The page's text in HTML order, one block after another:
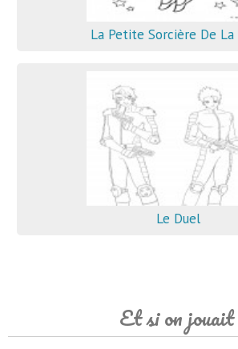
La Petite Sorcière De La
Le Duel
Et si on